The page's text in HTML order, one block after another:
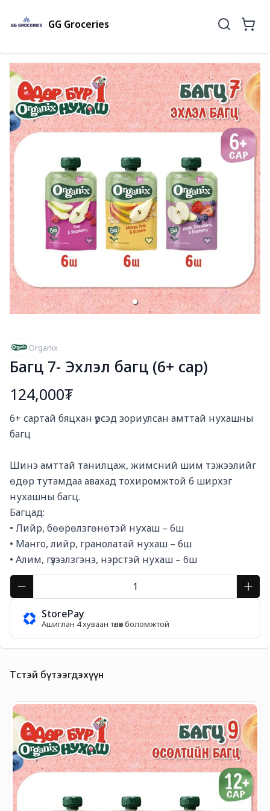
GG Groceries
Organix
Багц 7- Эхлэл багц (6+ сар)
124,000₮
6+ сартай бяцхан үрсэд зориулсан амттай нухашны
багц
Шинэ амттай танилцаж, жимсний шим тэжээлийг
өдөр тутамдаа авахад тохиромжтой 6 ширхэг
нухашны багц.
Багцад:
• Лийр, бөөрөлзгөнөтэй нухаш – 6ш
• Манго, лийр, гранолатай нухаш – 6ш
• Алим, гүзээлзгэнэ, нэрстэй нухаш – 6ш
StorePay
Ашиглан 4 хуваан төлөх боломжтой
Төстэй бүтээгдэхүүн